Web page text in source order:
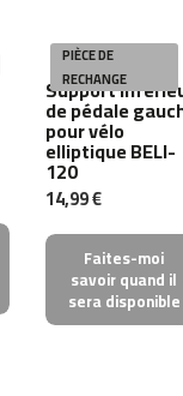
PIÈCE DE
RECHANGE
Support
de pédale
pour vélo
elliptique BELI-
120
14,99 €
Faites-moi
savoir quand il
sera disponible